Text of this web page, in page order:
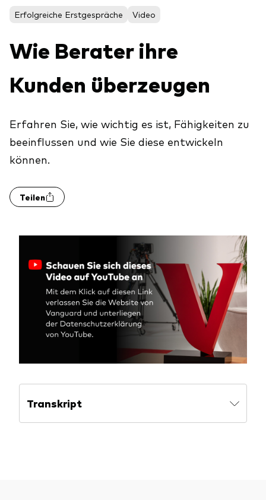
Anleihen
ETFs
Indexfonds
LifeStrategy
Modellportfolios
Multi-asset
Money market
Benchmark-Anbieter
Fondsdokumente und Richtlinien
Vanguard Produkte kaufen
Events
Marktausblick 2026
Säulen
Erfolgreiche Unternehmensführung
Financial Planning
Ihr Wissenshub: Studien & Analysen
Über Vanguard
Betrugsprävention
Erfolgreiche Erstgespräche Video
Wie Berater ihre
Kunden überzeugen
Erfahren Sie, wie wichtig es ist, Fähigkeiten zu
beeinflussen und wie Sie diese entwickeln
können.
Teilen
Transkript